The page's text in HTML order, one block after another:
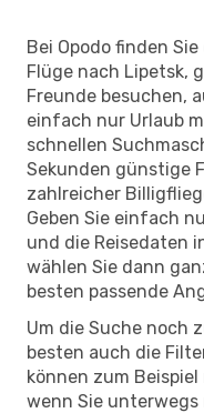
Bei Opodo finden
Flüge nach Lipetsk,
Freunde besuchen,
einfach nur Urlaub
schnellen
Sekunden günstige
zahlreicher
Geben Sie einfach
und die Reisedaten
wählen Sie dann
besten passende
Um die Suche noch
besten auch die
können zum
wenn Sie